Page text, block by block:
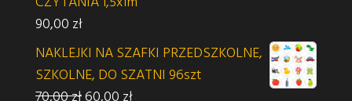
90,00 zł
NAKLEJKI NA SZAFKI PRZEDSZKOLNE,
SZKOLNE, DO SZATNI 96szt
70,00złPierwotna cena wynosiła: 70,00 zł.
60,00 złAktualna cena wynosi: 60,00 zł.